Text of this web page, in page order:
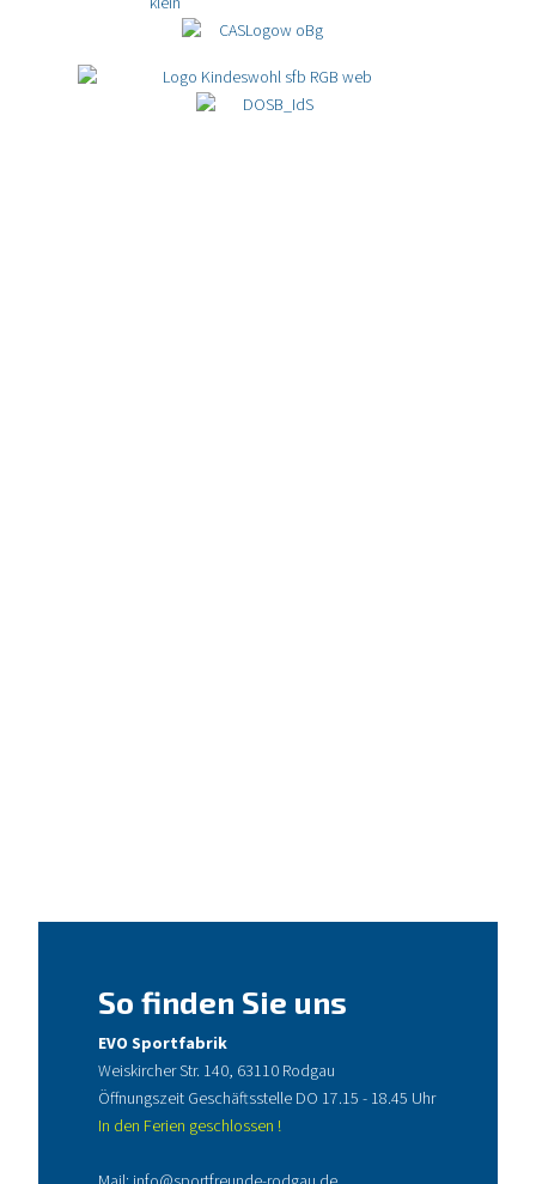
So finden Sie uns
EVO Sportfabrik
Weiskircher Str. 140, 63110 Rodgau
Öffnungszeit Geschäftsstelle DO 17.15 - 18.45 Uhr
In den Ferien geschlossen !